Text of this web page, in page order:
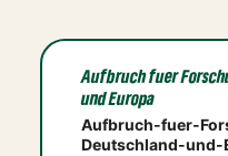
Aufbruch fuer
und Europa
Aufbruch-fuer-
Deutschland-und-